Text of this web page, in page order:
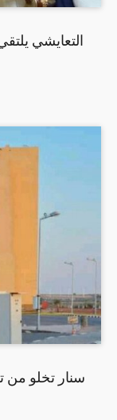
التعايشي
سنار تخلو من